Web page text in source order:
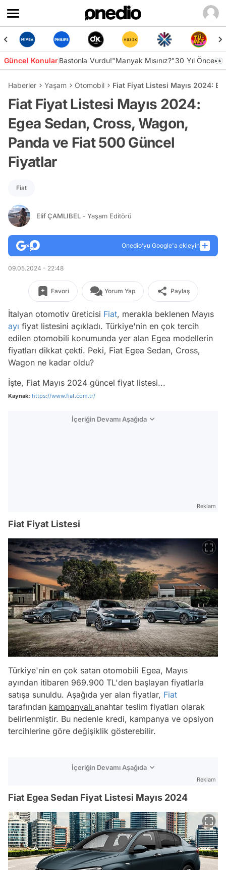
Güncel KonularBastonla Vurdu!"Manyak Mısınız?"30 Yıl Önce👀
Haberler Yaşam Otomobil Fiat Fiyat Listesi Mayıs 2024:
Fiat Fiyat Listesi Mayıs 2024:
Egea Sedan, Cross, Wagon,
Panda ve Fiat 500 Güncel
Fiyatlar
Fiat
Elif ÇAMLIBEL - Yaşam Editörü
Onedio’yu Google'a ekleyin
09.05.2024 - 22:48
Favori Yorum Yap Paylaş
İtalyan otomotiv üreticisi Fiat, merakla beklenen Mayıs
ayı fiyat listesini açıkladı. Türkiye'nin en çok tercih
edilen otomobili konumunda yer alan Egea modellerin
fiyatları dikkat çekti. Peki, Fiat Egea Sedan, Cross,
Wagon ne kadar oldu?
İşte, Fiat Mayıs 2024 güncel fiyat listesi...
Kaynak: https://www.fiat.com.tr/
İçeriğin Devamı Aşağıda
Reklam
Fiat Fiyat Listesi
Türkiye'nin en çok satan otomobili Egea, Mayıs
ayından itibaren 969.900 TL'den başlayan fiyatlarla
satışa sunuldu. Aşağıda yer alan fiyatlar, Fiat
tarafından kampanyalı anahtar teslim fiyatları olarak
belirlenmiştir. Bu nedenle kredi, kampanya ve opsiyon
tercihlerine göre değişiklik gösterebilir.
İçeriğin Devamı Aşağıda
Reklam
Fiat Egea Sedan Fiyat Listesi Mayıs 2024